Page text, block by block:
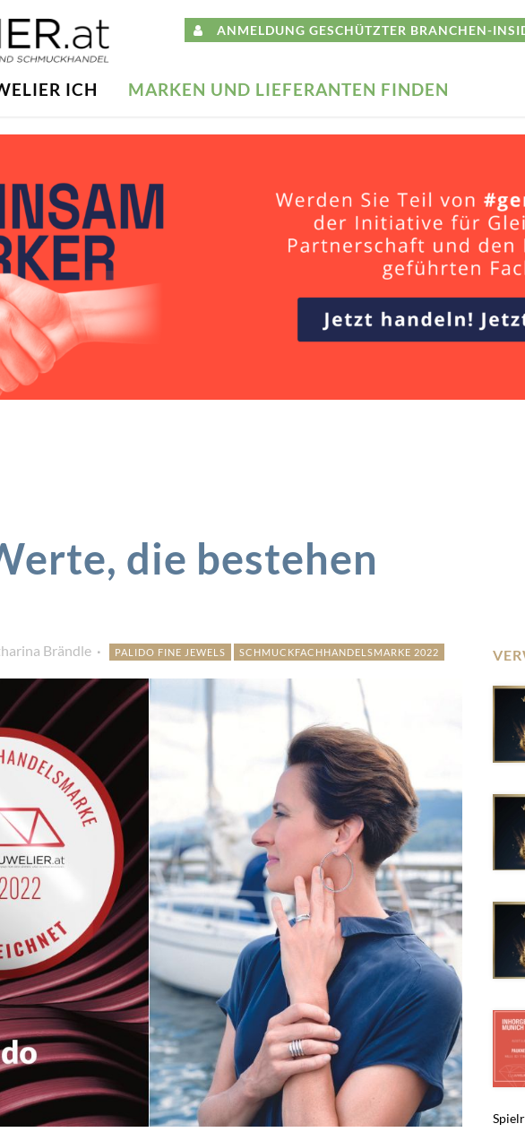
ANMELDUNG GESCHÜTZTER BRANCHEN-
ICH MARKEN UND LIEFERANTEN FINDEN
die bestehen
Brändle PALIDO FINE JEWELS SCHMUCKFACHHANDELSMARKE 2022